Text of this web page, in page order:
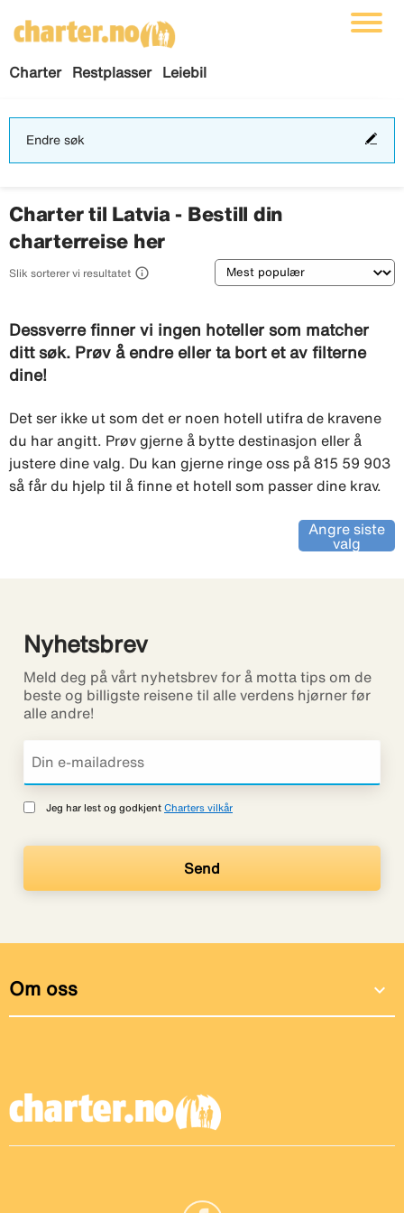
Charter Restplasser Leiebil
Endre søk
Charter til Latvia - Bestill din
charterreise her
Slik sorterer vi resultatet  Sortering
Dessverre finner vi ingen hoteller som matcher
ditt søk. Prøv å endre eller ta bort et av filterne
dine!
Det ser ikke ut som det er noen hotell utifra de kravene
du har angitt. Prøv gjerne å bytte destinasjon eller å
justere dine valg. Du kan gjerne ringe oss på 815 59 903
så får du hjelp til å finne et hotell som passer dine krav.
Angre siste
valg
Nyhetsbrev
Meld deg på vårt nyhetsbrev for å motta tips om de
beste og billigste reisene til alle verdens hjørner før
alle andre!
Jeg har lest og godkjent Charters vilkår
Om oss expand_more